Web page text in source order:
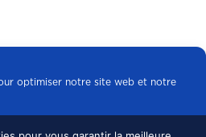
optimiser notre site web et notre